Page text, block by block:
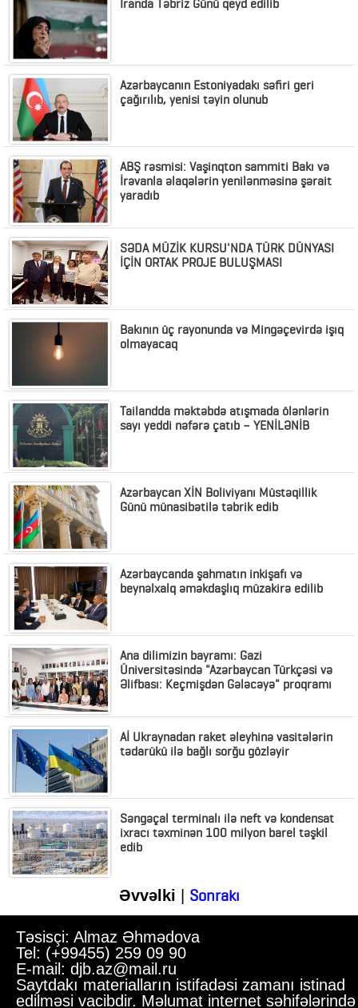
İranda Təbriz Günü qeyd edilib
Azərbaycanın Estoniyadakı səfiri geri
çağırılıb, yenisi təyin olunub
ABŞ rəsmisi: Vaşinqton sammiti Bakı və
İrəvanla əlaqələrin yenilənməsinə şərait
yaradıb
SƏDA MÜZİK KURSU'NDA TÜRK DÜNYASI
İÇİN ORTAK PROJE BULUŞMASI
Bakının üç rayonunda və Mingəçevirdə işıq
olmayacaq
Tailandda məktəbdə atışmada ölənlərin
sayı yeddi nəfərə çatıb – YENİLƏNİB
Azərbaycan XİN Boliviyanı Müstəqillik
Günü münasibətilə təbrik edib
Azərbaycanda şahmatın inkişafı və
beynəlxalq əməkdaşlıq müzakirə edilib
Ana dilimizin bayramı: Gazi
Üniversitəsində "Azərbaycan Türkçəsi və
Əlifbası: Keçmişdən Gələcəyə" proqramı
Aİ Ukraynadan raket əleyhinə vasitələrin
tədarükü ilə bağlı sorğu gözləyir
Səngəçal terminalı ilə neft və kondensat
ixracı təxminən 100 milyon barel təşkil
edib
Əvvəlki Sonrakı
Təsisçi: Almaz Əhmədova
Tel: (+99455) 259 09 90
E-mail: djb.az@mail.ru
Saytdakı materialların istifadəsi zamanı istinad
edilməsi vacibdir. Məlumat internet səhifələrində